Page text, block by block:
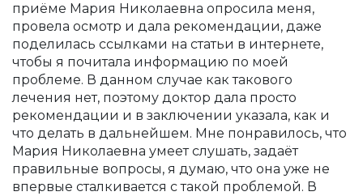
приёме Мария Николаевна опросила меня,
провела осмотр и дала рекомендации, даже
поделилась ссылками на статьи в интернете,
чтобы я почитала информацию по моей
проблеме. В данном случае как такового
лечения нет, поэтому доктор дала просто
рекомендации и в заключении указала, как и
что делать в дальнейшем. Мне понравилось, что
Мария Николаевна умеет слушать, задаёт
правильные вопросы, я думаю, что она уже не
впервые сталкивается с такой проблемой. В